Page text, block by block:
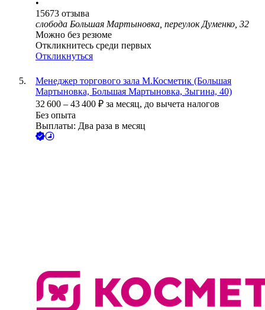
•
15673 отзыва
слобода Большая Мартыновка, переулок Думенко, 32
Можно без резюме
Откликнитесь среди первых
Откликнуться
Менеджер торгового зала М.Косметик (Большая
Мартыновка, Большая Мартыновка, Зыгина, 40)
32 600 – 43 400 ₽ за месяц, до вычета налогов
Без опыта
Выплаты: Два раза в месяц